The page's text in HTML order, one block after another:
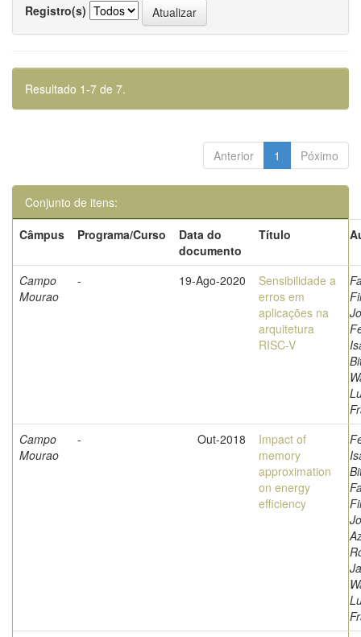
Registro(s)
Resultado 1-7 de 7.
Anterior 1 Póximo
Conjunto de itens:
Câmpus
Programa/Curso
Data do
documento
Título
Campo
Mourao
- 19-Ago-2020
Sensibilidade a
erros em
aplicações na
arquitetura
RISC-V
Campo
Mourao
- Out-2018
Impact of
memory
approximation
on energy
efficiency